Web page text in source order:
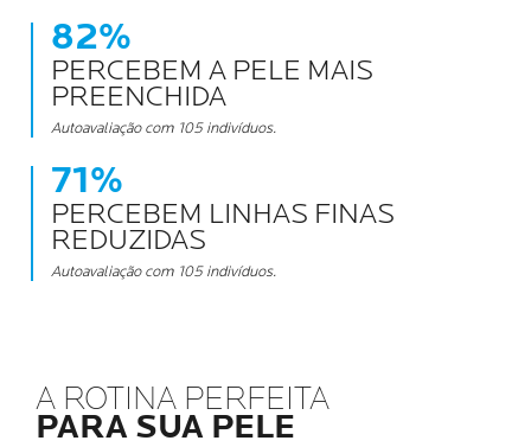
82%
PERCEBEM A PELE MAIS
PREENCHIDA
Autoavaliação com 105 indivíduos.
71%
PERCEBEM LINHAS FINAS
REDUZIDAS
Autoavaliação com 105 indivíduos.
A ROTINA PERFEITA
PARA SUA PELE